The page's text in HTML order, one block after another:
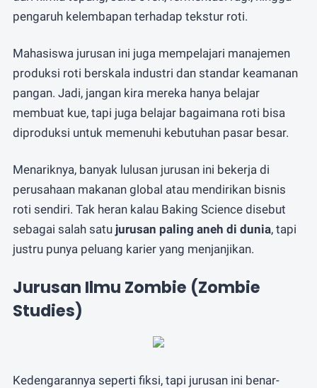
pengaruh kelembapan terhadap tekstur roti.
Mahasiswa jurusan ini juga mempelajari manajemen
produksi roti berskala industri dan standar keamanan
pangan. Jadi, jangan kira mereka hanya belajar
membuat kue, tapi juga belajar bagaimana roti bisa
diproduksi untuk memenuhi kebutuhan pasar besar.
Menariknya, banyak lulusan jurusan ini bekerja di
perusahaan makanan global atau mendirikan bisnis
roti sendiri. Tak heran kalau Baking Science disebut
sebagai salah satu jurusan paling aneh di dunia, tapi
justru punya peluang karier yang menjanjikan.
Jurusan Ilmu Zombie (Zombie
Studies)
Kedengarannya seperti fiksi, tapi jurusan ini benar-